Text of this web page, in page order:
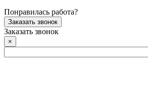
Понравилась работа?
Заказать звонок
Заказать звонок
×